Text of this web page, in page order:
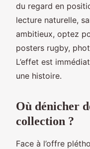
du regard en
lecture naturelle,
ambitieux, optez
posters rugby,
L’effet est
une histoire.
Où dénicher
collection ?
Face à l’offre